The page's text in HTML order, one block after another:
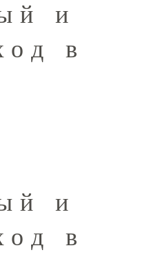
и
в
и
в